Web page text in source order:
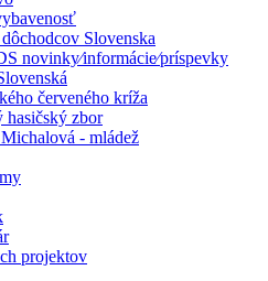
Slovenska
novinky⁄informácie⁄príspevky
červeného kríža
zbor
- mládež
projektov